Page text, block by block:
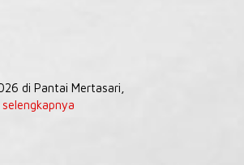
di Pantai Mertasari,
selengkapnya